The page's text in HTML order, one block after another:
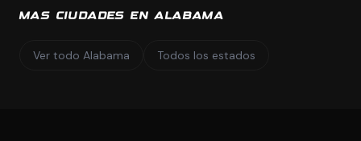
MAS CIUDADES EN ALABAMA
Ver todo Alabama Todos los estados